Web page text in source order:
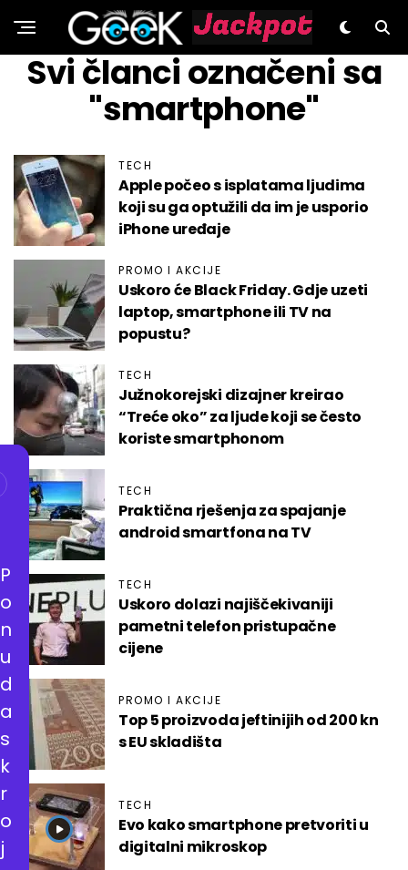
GeeK.hr
Svi članci označeni sa
"smartphone"
TECH
Apple počeo s isplatama ljudima
koji su ga optužili da im je usporio
iPhone uređaje
PROMO I AKCIJE
Uskoro će Black Friday. Gdje uzeti
laptop, smartphone ili TV na
popustu?
TECH
Južnokorejski dizajner kreirao
“Treće oko” za ljude koji se često
koriste smartphonom
TECH
Praktična rješenja za spajanje
android smartfona na TV
TECH
Uskoro dolazi najiščekivaniji
pametni telefon pristupačne
cijene
PROMO I AKCIJE
Top 5 proizvoda jeftinijih od 200 kn
s EU skladišta
TECH
Evo kako smartphone pretvoriti u
digitalni mikroskop
P
o
n
u
d
a
s
k
r
o
j